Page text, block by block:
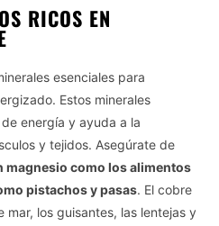
RICOS EN
esenciales para
Estos minerales
energía y ayuda a la
y tejidos. Asegúrate de
magnesio como los alimentos
pistachos y pasas. El cobre
mar, los guisantes, las lentejas y